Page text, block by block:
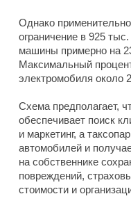
Однако
ограничение в 925
машины примерно на
Максимальный
электромобиля около
Схема предполагает,
обеспечивает поиск
и маркетинг, а
автомобилей и
на собственнике
повреждений,
стоимости и